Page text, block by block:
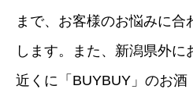
まで、お客様のお悩みに合
します。また、新潟県外に
近くに「BUYBUY」のお